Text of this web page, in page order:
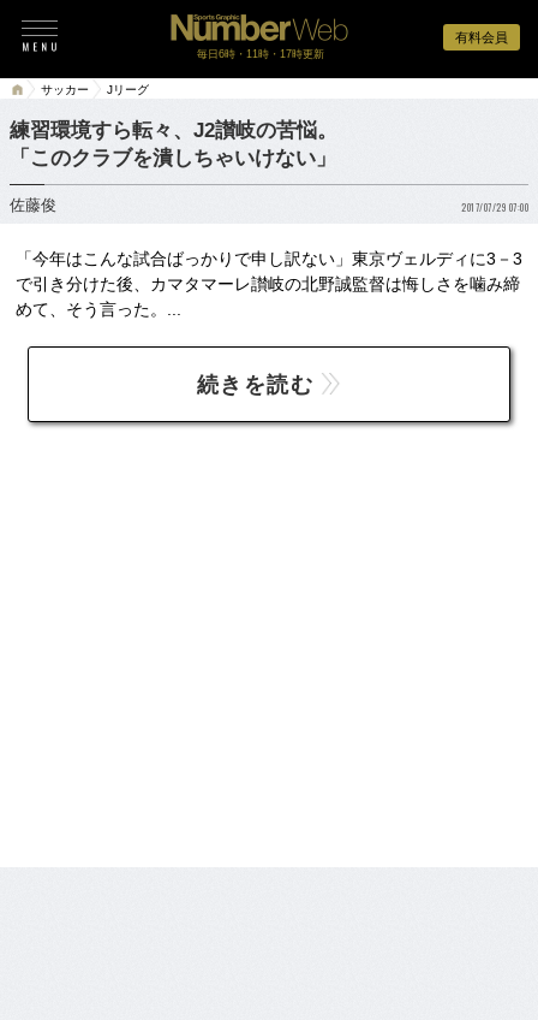
有料会員
毎日6時・11時・17時更新
サッカー Jリーグ
練習環境すら転々、J2讃岐の苦悩。
「このクラブを潰しちゃいけない」
佐藤俊 2017/07/29 07:00
「今年はこんな試合ばっかりで申し訳ない」東京ヴェルディに3－3
で引き分けた後、カマタマーレ讃岐の北野誠監督は悔しさを噛み締
めて、そう言った。...
続きを読む